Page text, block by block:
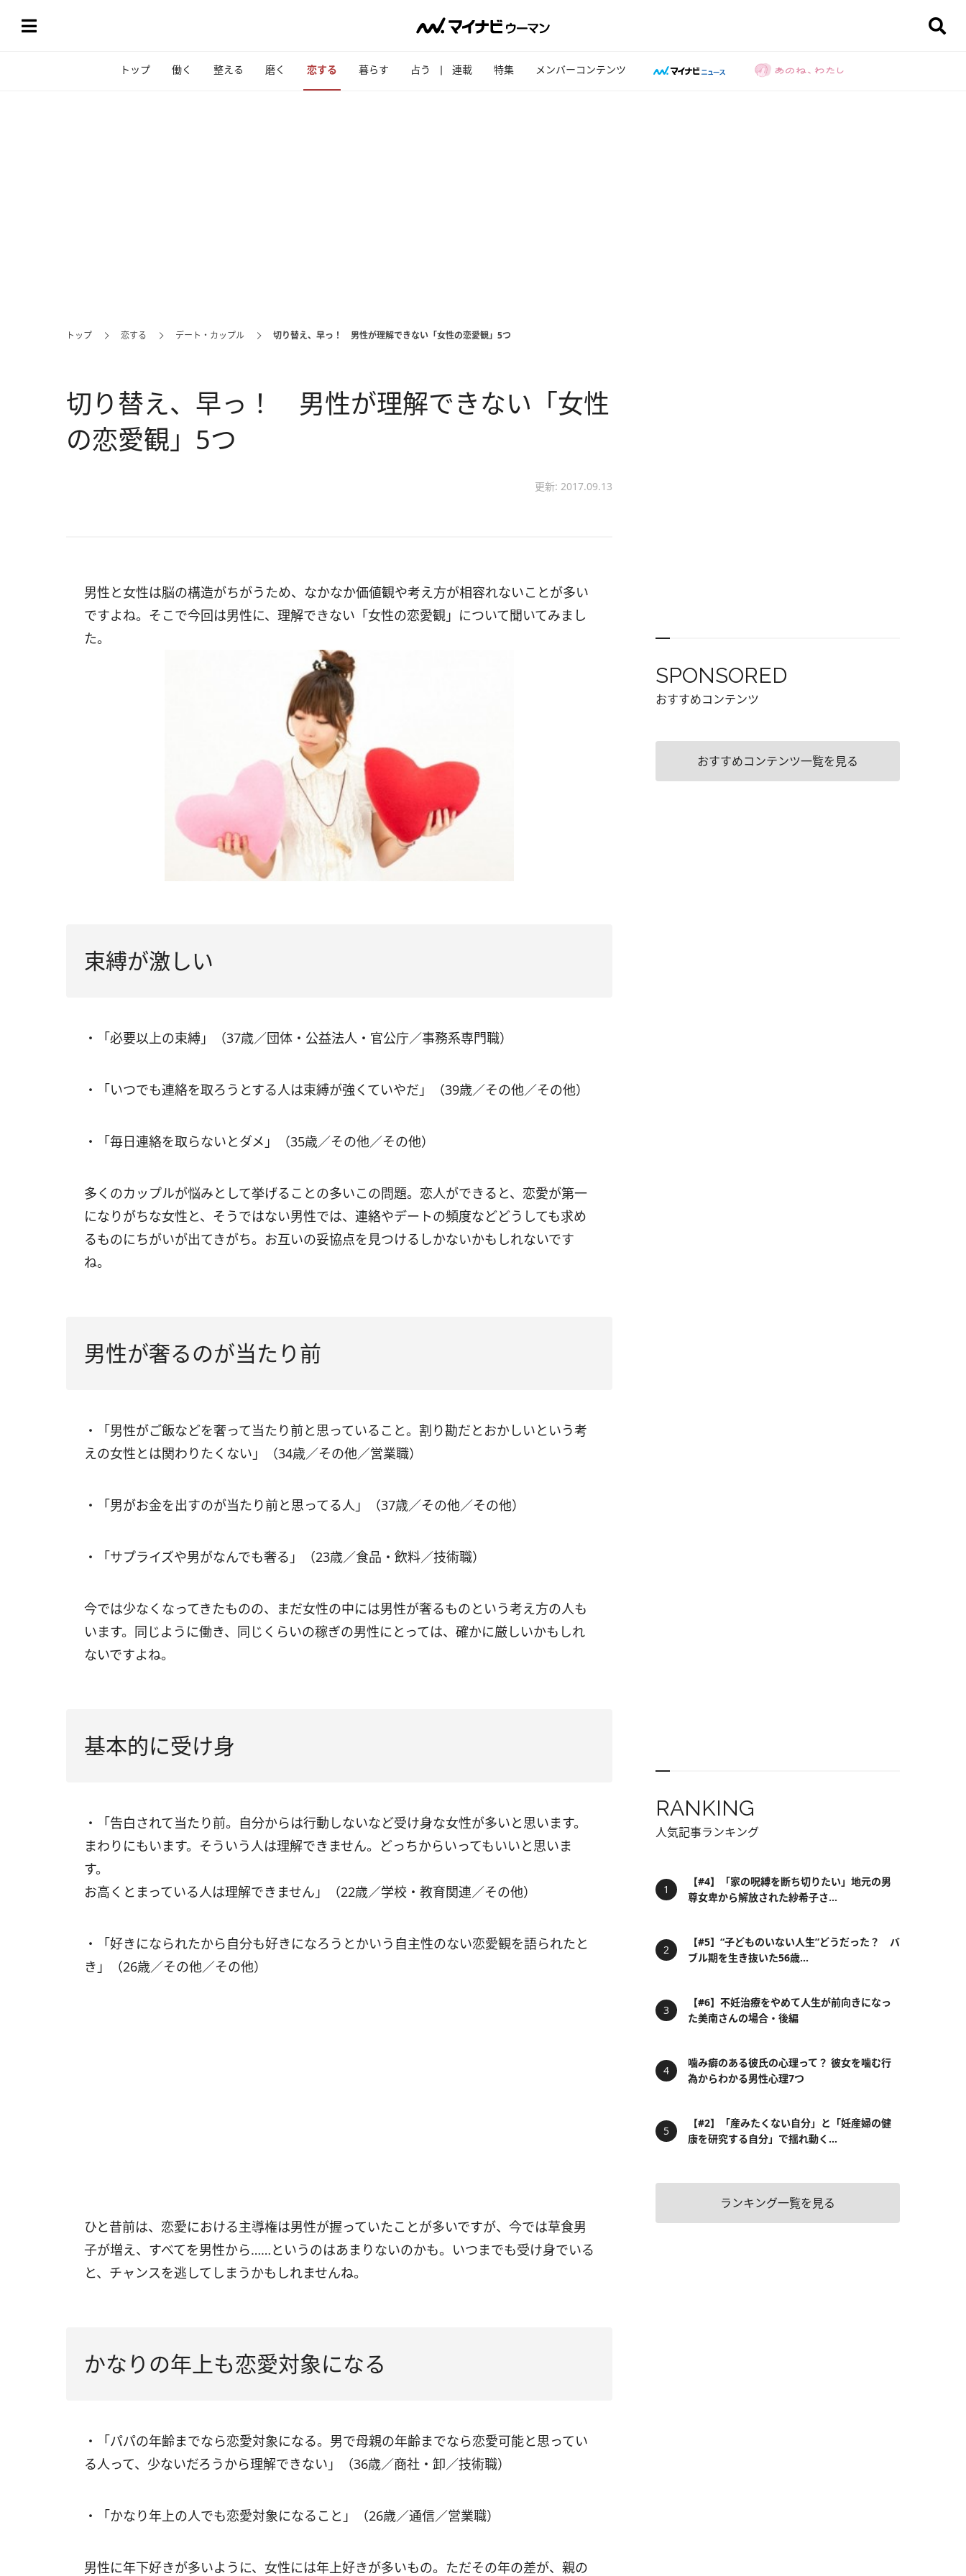
トップ 働く 整える 磨く 恋する 暮らす 占う 連載 特集 メンバーコンテンツ
トップ 恋する デート・カップル 切り替え、早っ！ 男性が理解できない「女性の恋愛観」5つ
切り替え、早っ！ 男性が理解できない「女性
の恋愛観」5つ
更新: 2017.09.13
男性と女性は脳の構造がちがうため、なかなか価値観や考え方が相容れないことが多い
ですよね。そこで今回は男性に、理解できない「女性の恋愛観」について聞いてみまし
た。
束縛が激しい
・「必要以上の束縛」（37歳／団体・公益法人・官公庁／事務系専門職）
・「いつでも連絡を取ろうとする人は束縛が強くていやだ」（39歳／その他／その他）
・「毎日連絡を取らないとダメ」（35歳／その他／その他）
多くのカップルが悩みとして挙げることの多いこの問題。恋人ができると、恋愛が第一
になりがちな女性と、そうではない男性では、連絡やデートの頻度などどうしても求め
るものにちがいが出てきがち。お互いの妥協点を見つけるしかないかもしれないです
ね。
男性が奢るのが当たり前
・「男性がご飯などを奢って当たり前と思っていること。割り勘だとおかしいという考
えの女性とは関わりたくない」（34歳／その他／営業職）
・「男がお金を出すのが当たり前と思ってる人」（37歳／その他／その他）
・「サプライズや男がなんでも奢る」（23歳／食品・飲料／技術職）
今では少なくなってきたものの、まだ女性の中には男性が奢るものという考え方の人も
います。同じように働き、同じくらいの稼ぎの男性にとっては、確かに厳しいかもしれ
ないですよね。
基本的に受け身
・「告白されて当たり前。自分からは行動しないなど受け身な女性が多いと思います。
まわりにもいます。そういう人は理解できません。どっちからいってもいいと思いま
す。
お高くとまっている人は理解できません」（22歳／学校・教育関連／その他）
・「好きになられたから自分も好きになろうとかいう自主性のない恋愛観を語られたと
き」（26歳／その他／その他）
ひと昔前は、恋愛における主導権は男性が握っていたことが多いですが、今では草食男
子が増え、すべてを男性から……というのはあまりないのかも。いつまでも受け身でいる
と、チャンスを逃してしまうかもしれませんね。
かなりの年上も恋愛対象になる
・「パパの年齢までなら恋愛対象になる。男で母親の年齢までなら恋愛可能と思ってい
る人って、少ないだろうから理解できない」（36歳／商社・卸／技術職）
・「かなり年上の人でも恋愛対象になること」（26歳／通信／営業職）
男性に年下好きが多いように、女性には年上好きが多いもの。ただその年の差が、親の
SPONSORED
おすすめコンテンツ
おすすめコンテンツ一覧を見る
RANKING
人気記事ランキング
【#4】「家の呪縛を断ち切りたい」地元の男
尊女卑から解放された紗希子さ...
【#5】“子どものいない人生”どうだった？ バ
ブル期を生き抜いた56歳...
【#6】不妊治療をやめて人生が前向きになっ
た美南さんの場合・後編
噛み癖のある彼氏の心理って？ 彼女を噛む行
為からわかる男性心理7つ
【#2】「産みたくない自分」と「妊産婦の健
康を研究する自分」で揺れ動く...
ランキング一覧を見る